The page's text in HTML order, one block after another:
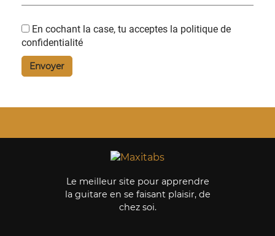
En cochant la case, tu acceptes la politique de
confidentialité
Le meilleur site pour apprendre
la guitare en se faisant plaisir, de
chez soi.